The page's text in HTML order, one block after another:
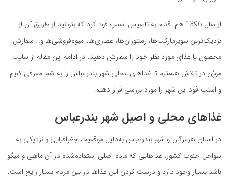
از سال 1396 هم اقدام به تاسیس اسنپ فود کرد که بتوانید از طریق آن از
نزدیک‌ترین سوپرمارکت‌ها، رستوران‌ها، عطاری‌ها، میوه‌فروشی‌ها و… سفارش
محصول یا غذای مورد نظر خود را سفارش دهید. در ادامه این مقاله از سایت
موپُن در تلاش هستیم تا غذاهای محلی شهر بندرعباس را به شما معرفی کنیم
و اسنپ فود این شهر را مورد بررسی قرار دهیم.
غذاهای محلی و اصیل شهر بندرعباس
در استان هرمزگان و شهر بندرعباس به‌دلیل موقعیت جغرافیایی و نزدیکی به
سواحل جنوب کشور، غذاهایی که ماده اصلی استفاده‌شده در آن ماهی و میگو
باشد بسیار وجود دارد و درست کردن این غذاها در بین مردم بسیار رایج است.